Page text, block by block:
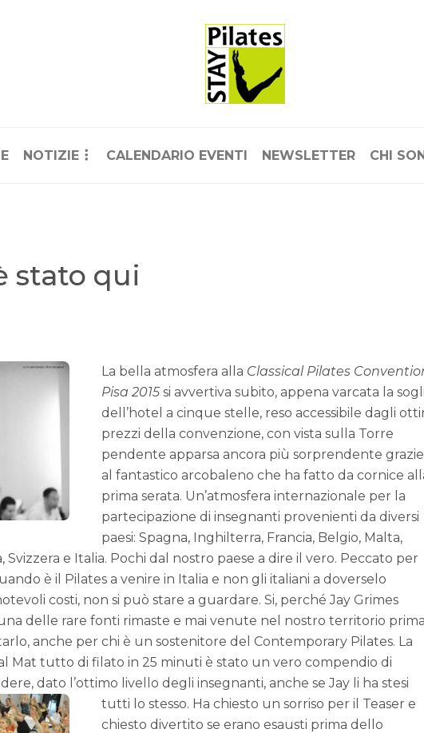
NOTIZIE CALENDARIO EVENTI NEWSLETTER CHI
stato qui
La bella atmosfera alla Classical Pilates
Pisa 2015si avvertiva subito, appena varcata la
dell’hotel a cinque stelle, reso accessibile dagli
prezzi della convenzione, con vista sulla Torre
pendente apparsa ancora più sorprendente grazie
al fantastico arcobaleno che ha fatto da cornice
prima serata. Un’atmosfera internazionale per la
partecipazione di insegnanti provenienti da diversi
paesi: Spagna, Inghilterra, Francia, Belgio, Malta,
Svizzera e Italia. Pochi dal nostro paese a dire il vero. Peccato per
è il Pilates a venire in Italia e non gli italiani a doverselo
costi, non si può stare a guardare. Si, perché Jay Grimes
delle rare fonti rimaste e mai venute nel nostro territorio
anche per chi è un sostenitore del Contemporary Pilates. La
Mat tutto di filato in 25 minuti è stato un vero compendio di
dato l’ottimo livello degli insegnanti, anche se Jay li ha stesi
tutti lo stesso. Ha chiesto un sorriso per il Teaser e
chiesto divertito se erano esausti prima dello